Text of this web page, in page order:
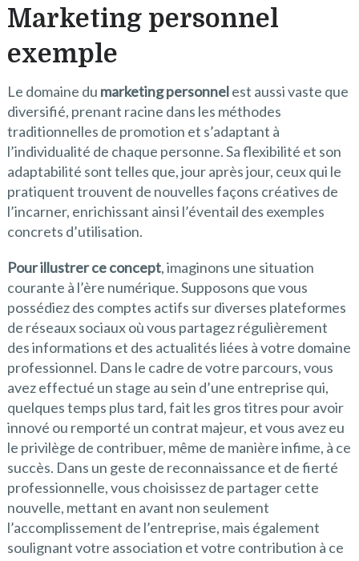
Marketing personnel
exemple
Le domaine du marketing personnelest aussi vaste que
diversifié, prenant racine dans les méthodes
traditionnelles de promotion et s’adaptant à
l’individualité de chaque personne. Sa flexibilité et son
adaptabilité sont telles que, jour après jour, ceux qui le
pratiquent trouvent de nouvelles façons créatives de
l’incarner, enrichissant ainsi l’éventail des exemples
concrets d’utilisation.
Pour illustrer ce concept, imaginons une situation
courante à l’ère numérique. Supposons que vous
possédiez des comptes actifs sur diverses plateformes
de réseaux sociaux où vous partagez régulièrement
des informations et des actualités liées à votre domaine
professionnel. Dans le cadre de votre parcours, vous
avez effectué un stage au sein d’une entreprise qui,
quelques temps plus tard, fait les gros titres pour avoir
innové ou remporté un contrat majeur, et vous avez eu
le privilège de contribuer, même de manière infime, à ce
succès. Dans un geste de reconnaissance et de fierté
professionnelle, vous choisissez de partager cette
nouvelle, mettant en avant non seulement
l’accomplissement de l’entreprise, mais également
soulignant votre association et votre contribution à ce